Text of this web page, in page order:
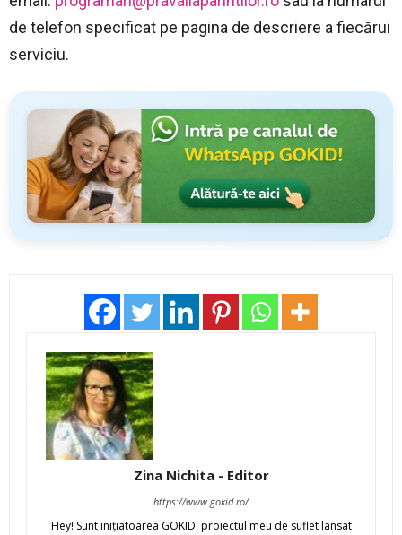
de telefon specificat pe pagina de descriere a fiecărui
serviciu.
Zina Nichita - Editor
https://www.gokid.ro/
Hey! Sunt iniţiatoarea GOKID, proiectul meu de suflet lansat